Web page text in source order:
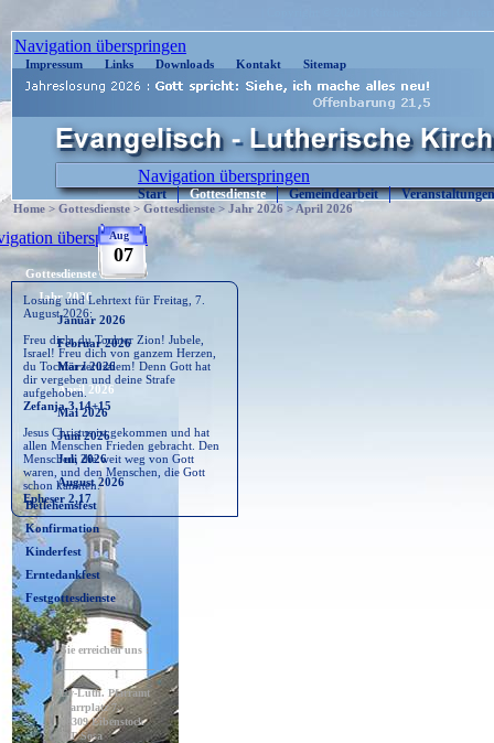
Navigation überspringen
Impressum Links Downloads Kontakt Sitemap
Navigation überspringen
Start Gottesdienste Gemeindearbeit Veranstaltungen
Home > Gottesdienste > Gottesdienste > Jahr 2026 >April 2026
überspringen
Gottesdienste
Jahr 2026
Januar 2026
Februar 2026
März 2026
April 2026
Mai 2026
Juni 2026
Juli 2026
August 2026
Betlehemsfest
Konfirmation
Kinderfest
Erntedankfest
Festgottesdienste
Aug
07
Losung und Lehrtext für Freitag, 7.
August 2026:
Freu dich, du Tochter Zion! Jubele,
Israel! Freu dich von ganzem Herzen,
du Tochter Jerusalem! Denn Gott hat
dir vergeben und deine Strafe
aufgehoben.
Zefanja 3,14+15
Jesus Christus ist gekommen und hat
allen Menschen Frieden gebracht. Den
Menschen, die weit weg von Gott
waren, und den Menschen, die Gott
schon kannten.
Epheser 2,17
Sie erreichen uns :
_________________
Ev-Luth. Pfarramt
Pfarrplatz 7,
08309 Eibenstock
OT Sosa